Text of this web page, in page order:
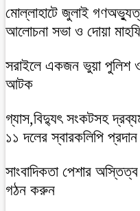
মোল্লাহাটে জুলাই
আলোচনা সভা ও দোয়া
সরাইলে একজন ভুয়া পুলিশ
আটক
গ্যাস,বিদ্যুৎ সংকটসহ
১১ দলের স্বারকলিপি প্রদান
সাংবাদিকতা পেশার
গঠন করুন